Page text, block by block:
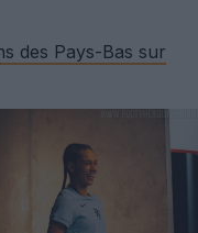
des Pays-Bas sur